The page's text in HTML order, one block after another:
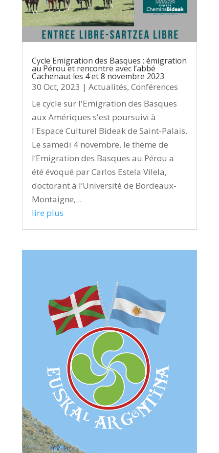
Cycle Emigration des Basques : émigration
au Pérou et rencontre avec l’abbé
Cachenaut les 4 et 8 novembre 2023
30 Oct, 2023 | Actualités, Conférences
Le cycle sur l'Emigration des Basques
aux Amériques s'est poursuivi à
l'Espace Culturel Bideak de Saint-Palais.
Le samedi 4 novembre, le thème de
l’Emigration des Basques au Pérou a
été évoqué par Carlos Estela Vilela,
doctorant à l’Université de Bordeaux-
Montaigne,...
lire plus